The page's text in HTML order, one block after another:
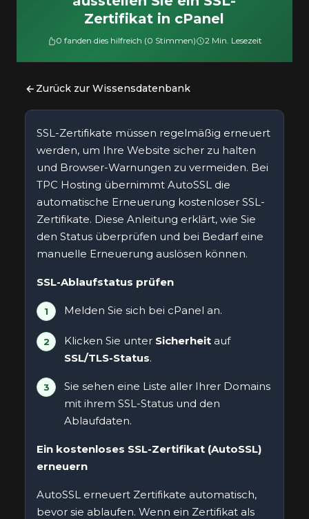
Zertifikat in cPanel
0 fanden dies hilfreich (0 Stimmen) 2 Min. Lesezeit
Zurück zur Wissensdatenbank
SSL-Zertifikate müssen regelmäßig erneuert
werden, um Ihre Website sicher zu halten
und Browser-Warnungen zu vermeiden. Bei
TPC Hosting übernimmt AutoSSL die
automatische Erneuerung kostenloser SSL-
Zertifikate. Diese Anleitung erklärt, wie Sie
den Status überprüfen und bei Bedarf eine
manuelle Erneuerung auslösen können.
SSL-Ablaufstatus prüfen
Melden Sie sich bei cPanel an.
Klicken Sie unter Sicherheit auf
SSL/TLS-Status.
Sie sehen eine Liste aller Ihrer Domains
mit ihrem SSL-Status und den
Ablaufdaten.
Ein kostenloses SSL-Zertifikat (AutoSSL)
erneuern
AutoSSL erneuert Zertifikate automatisch,
bevor sie ablaufen. Wenn ein Zertifikat als